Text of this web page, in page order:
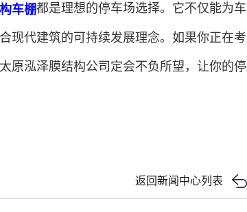
车棚都是理想的停车场选择。它不仅能为车
现代建筑的可持续发展理念。如果你正在考
原泓泽膜结构公司定会不负所望，让你的停
返回新闻中心列表